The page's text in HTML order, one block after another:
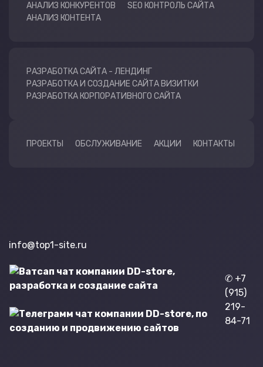
АНАЛИЗ КОНКУРЕНТОВ
SEO КОНТРОЛЬ САЙТА
АНАЛИЗ КОНТЕНТА
РАЗРАБОТКА САЙТА - ЛЕНДИНГ
РАЗРАБОТКА И СОЗДАНИЕ САЙТА ВИЗИТКИ
РАЗРАБОТКА КОРПОРАТИВНОГО САЙТА
ПРОЕКТЫ ОБСЛУЖИВАНИЕ АКЦИИ КОНТАКТЫ
info@top1-site.ru
✆ +7
(915)
219-
84-71